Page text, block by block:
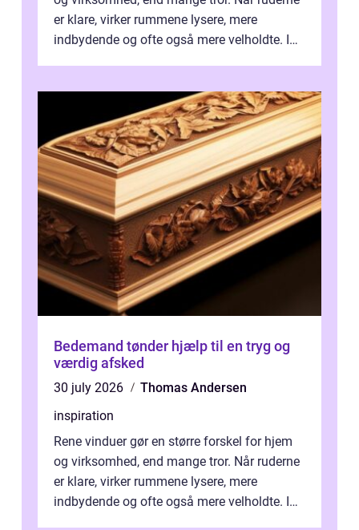
er klare, virker rummene lysere, mere
indbydende og ofte også mere velholdte. I
Bedemand tønder hjælp til en tryg og
værdig afsked
30 july 2026
Thomas Andersen
inspiration
Rene vinduer gør en større forskel for hjem
og virksomhed, end mange tror. Når ruderne
er klare, virker rummene lysere, mere
indbydende og ofte også mere velholdte. I